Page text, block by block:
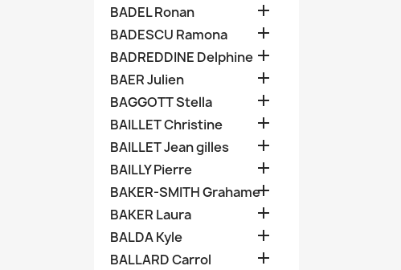
BADEL Ronan 
BADESCU Ramona 
BADREDDINE Delphine 
BAER Julien 
BAGGOTT Stella 
BAILLET Christine 
BAILLET Jean gilles 
BAILLY Pierre 
BAKER-SMITH Grahame
BAKER Laura 
BALDA Kyle 
BALLARD Carrol 